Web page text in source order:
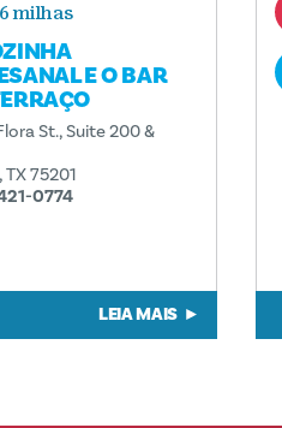
milhas
E O BAR
St., Suite 200 &
TX 75201
0774
LEIA MAIS